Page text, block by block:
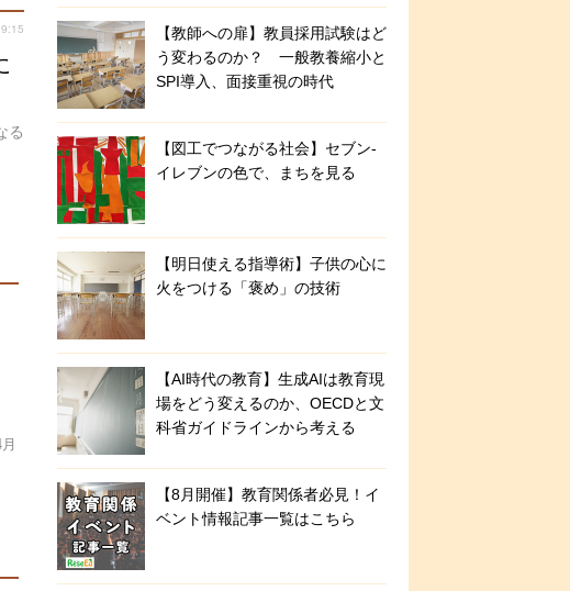
る
【教師への扉】教員採用試験はど
う変わるのか？ 一般教養縮小と
SPI導入、面接重視の時代
【図工でつながる社会】セブン‐
イレブンの色で、まちを見る
【明日使える指導術】子供の心に
火をつける「褒め」の技術
【AI時代の教育】生成AIは教育現
場をどう変えるのか、OECDと文
科省ガイドラインから考える
【8月開催】教育関係者必見！イ
ベント情報記事一覧はこちら